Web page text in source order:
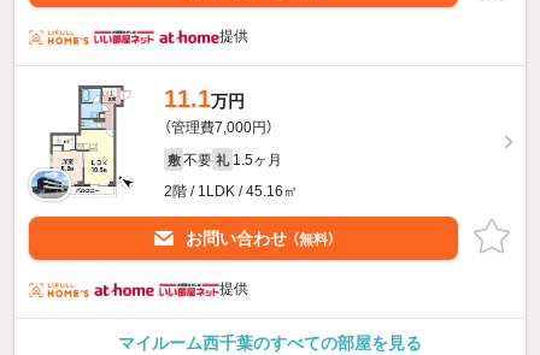
提供
11.1万円
（管理費7,000円）
敷 不要 礼 1.5ヶ月
2階 / 1LDK / 45.16㎡
お問い合わせ （無料）
提供
マイルーム西千葉のすべての部屋を見る